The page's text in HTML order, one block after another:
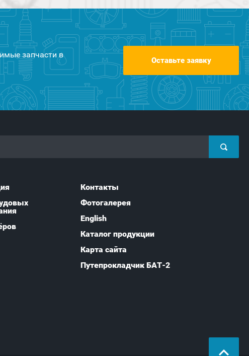
запчасти в
Оставьте заявку
Контакты
Фотогалерея
English
Каталог продукции
Карта сайта
Путепрокладчик БАТ-2